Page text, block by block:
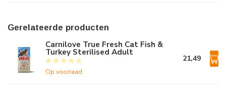
Gerelateerde producten
Carnilove True Fresh Cat Fish &
Turkey Sterilised Adult
Op voorraad
21,49